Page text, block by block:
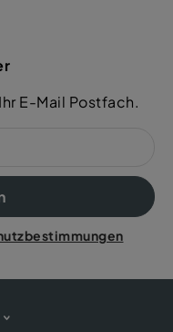
E-Mail Postfach.